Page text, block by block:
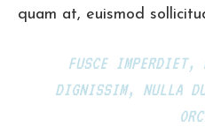
quam at, euismod
FUSCE IMPERDIET,
DIGNISSIM, NULLA